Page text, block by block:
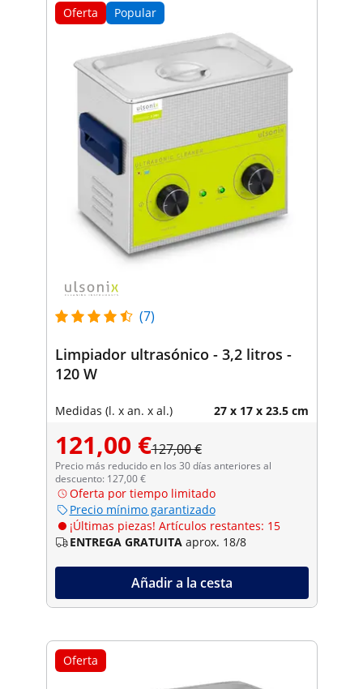
Oferta Popular
(7)
Limpiador ultrasónico - 3,2 litros -
120 W
Medidas (l. x an. x al.) 27 x 17 x 23.5 cm
121,00 €127,00 €
Precio más reducido en los 30 días anteriores al
descuento: 127,00 €
Oferta por tiempo limitado
Precio mínimo garantizado
¡Últimas piezas! Artículos restantes: 15
ENTREGA GRATUITA aprox. 18/8
Añadir a la cesta
Oferta